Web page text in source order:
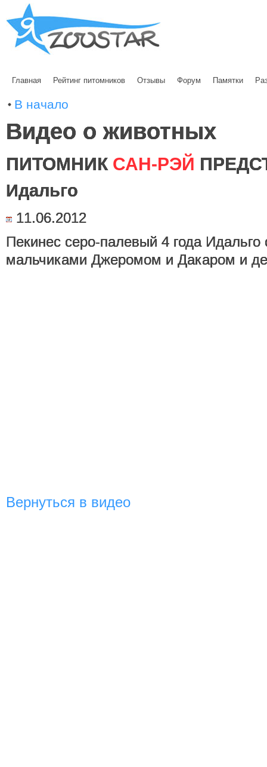
Главная Рейтинг питомников Отзывы Форум Памятки
В начало
Видео о животных
ПИТОМНИК САН-РЭЙ
Идальго
11.06.2012
Пекинес серо-палевый 4 года Идальго
мальчиками Джеромом и Дакаром и
Вернуться в видео